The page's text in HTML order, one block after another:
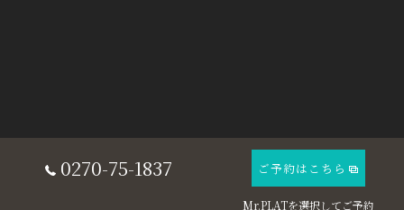
0270-75-1837 ご予約はこちら